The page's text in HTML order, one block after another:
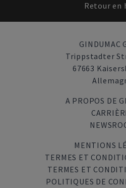
Retour en
GINDUMAC
Trippstadter
67663
A PROPOS DE
MENTIONS
TERMES ET
TERMES ET
POLITIQUES DE